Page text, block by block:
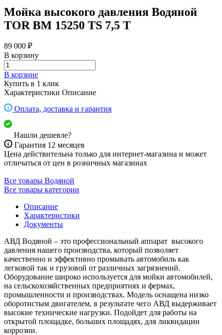
Мойка высокого давления Водяной
TOR BM 15250 TS 7,5 T
89 000 ₽
В корзину
В корзине
Купить в 1 клик
Характеристики Описание
Оплата, доставка и гарантия
Нашли дешевле?
Гарантия 12 месяцев
Цена действительна только для интернет-магазина и может
отличаться от цен в розничных магазинах
Все товары Водяной
Все товары категории
Описание
Характеристики
Документы
АВД Водяной – это профессиональный аппарат высокого
давления нашего производства, который позволяет
качественно и эффективно промывать автомобиль как
легковой так и грузовой от различных загрязнений.
Оборудование широко используется для мойки автомобилей,
на сельскохозяйственных предприятиях и фермах,
промышленности и производствах. Модель оснащена низко
оборотистым двигателем, в результате чего АВД выдерживает
высокие технические нагрузки. Подойдет для работы на
открытой площадке, больших площадях, для ликвидации
коррозии.